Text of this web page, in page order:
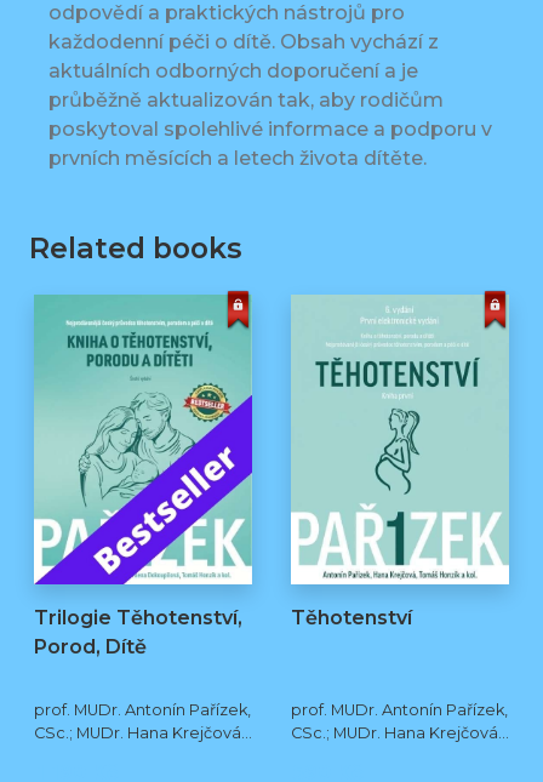
odpovědí a praktických nástrojů pro
každodenní péči o dítě. Obsah vychází z
aktuálních odborných doporučení a je
průběžně aktualizován tak, aby rodičům
poskytoval spolehlivé informace a podporu v
prvních měsících a letech života dítěte.
Related books
Trilogie Těhotenství,
Porod, Dítě
prof. MUDr. Antonín Pařízek,
CSc.; MUDr. Hana Krejčová,
Těhotenství
prof. MUDr. Antonín Pařízek,
CSc.; MUDr. Hana Krejčová,